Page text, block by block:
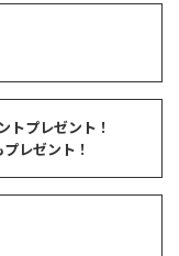
トプレゼント！
プレゼント！